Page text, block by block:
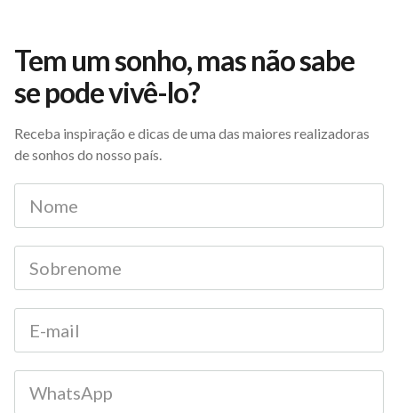
Tem um sonho, mas não sabe
se pode vivê-lo?
Receba inspiração e dicas de uma das maiores realizadoras
de sonhos do nosso país.